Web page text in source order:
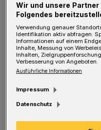
E in Neubau
die Planung
Zwischenzeitlich
Wir und unsere
Folgendes
Verwendung genauer
Identifikation aktiv abfragen.
Informationen auf einem
Inhalte, Messung von
Inhalten,
Verbesserung von Angeboten.
Ausführliche Informationen
Impressum
Datenschutz